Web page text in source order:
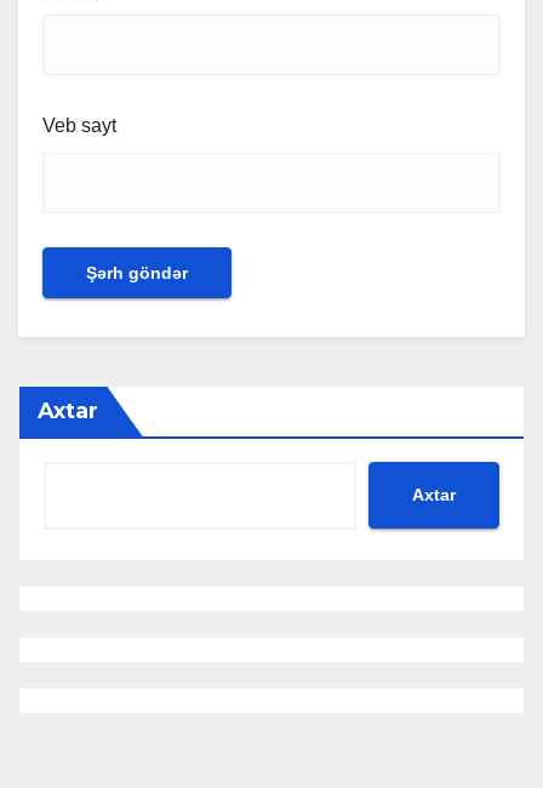
Veb sayt
Axtar
Axtar